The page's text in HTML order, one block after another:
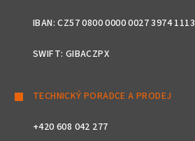
IBAN: CZ57 0800 0000 0027 3974 1113
SWIFT: GIBACZPX
TECHNICKÝ PORADCE A PRODEJ
+420 608 042 277